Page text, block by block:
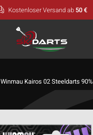
Kostenloser Versand ab 50 €
Winmau Kairos 02 Steeldarts 90%